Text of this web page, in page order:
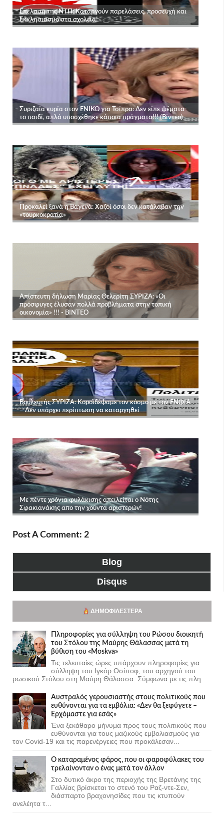
Post A Comment: 2
Blog
Disqus
ΔΗΜΟΦΙΛΈΣΤΕΡΑ
Πληροφορίες για σύλληψη του Ρώσου διοικητή
του Στόλου της Mαύρης Θάλασσας μετά τη
βύθιση του «Moskva»
Τις τελευταίες ώρες υπάρχουν πληροφορίες για
σύλληψη του Ιγκόρ Οσίποφ, του αρχηγού του
ρωσικού Στόλου στη Μαύρη Θάλασσα. Σύμφωνα με τις πλη...
Αυστραλός γερουσιαστής στους πολιτικούς που
ευθύνονται για τα εμβόλια: «Δεν θα ξεφύγετε –
Ερχόμαστε για εσάς»
Ένα ξεκάθαρο μήνυμα προς τους πολιτικούς που
ευθύνονται για τους μαζικούς εμβολιασμούς για
τον Covid-19 και τις παρενέργειες που προκάλεσαν...
Ο καταραμένος φάρος, που οι φαροφύλακες του
τρελαίνονταν ο ένας μετά τον άλλον
Στο δυτικό άκρο της περιοχής της Βρετάνης της
Γαλλίας βρίσκεται το στενό του Ραζ-ντε-Σεν,
διάσπαρτο βραχονησίδες που τις κτυπούν
ανελέητα τ...